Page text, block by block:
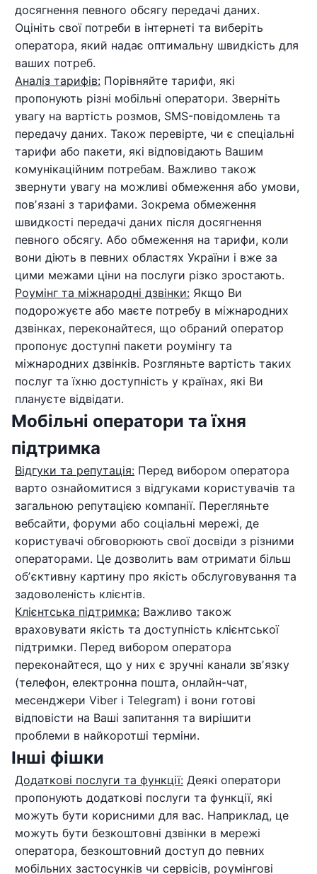
досягнення певного обсягу передачі даних.
Оцініть свої потреби в інтернеті та виберіть
оператора, який надає оптимальну швидкість для
ваших потреб.
Аналіз тарифів: Порівняйте тарифи, які
пропонують різні мобільні оператори. Зверніть
увагу на вартість розмов, SMS-повідомлень та
передачу даних. Також перевірте, чи є спеціальні
тарифи або пакети, які відповідають Вашим
комунікаційним потребам. Важливо також
звернути увагу на можливі обмеження або умови,
повʼязані з тарифами. Зокрема обмеження
швидкості передачі даних після досягнення
певного обсягу. Або обмеження на тарифи, коли
вони діють в певних областях України і вже за
цими межами ціни на послуги різко зростають.
Роумінг та міжнародні дзвінки: Якщо Ви
подорожуєте або маєте потребу в міжнародних
дзвінках, переконайтеся, що обраний оператор
пропонує доступні пакети роумінгу та
міжнародних дзвінків. Розгляньте вартість таких
послуг та їхню доступність у країнах, які Ви
плануєте відвідати.
Мобільні оператори та їхня
підтримка
Відгуки та репутація: Перед вибором оператора
варто ознайомитися з відгуками користувачів та
загальною репутацією компанії. Перегляньте
вебсайти, форуми або соціальні мережі, де
користувачі обговорюють свої досвіди з різними
операторами. Це дозволить вам отримати більш
обʼєктивну картину про якість обслуговування та
задоволеність клієнтів.
Клієнтська підтримка: Важливо також
враховувати якість та доступність клієнтської
підтримки. Перед вибором оператора
переконайтеся, що у них є зручні канали звʼязку
(телефон, електронна пошта, онлайн-чат,
месенджери Viber і Telegram) і вони готові
відповісти на Ваші запитання та вирішити
проблеми в найкоротші терміни.
Інші фішки
Додаткові послуги та функції: Деякі оператори
пропонують додаткові послуги та функції, які
можуть бути корисними для вас. Наприклад, це
можуть бути безкоштовні дзвінки в мережі
оператора, безкоштовний доступ до певних
мобільних застосунків чи сервісів, роумінгові